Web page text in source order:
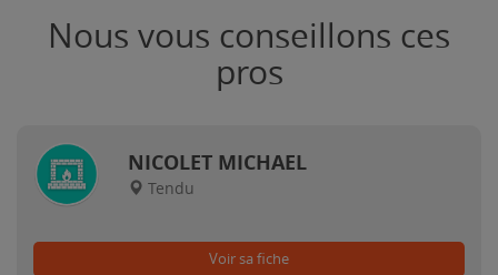
Nous vous conseillons ces
pros
NICOLET MICHAEL
Tendu
Voir sa fiche